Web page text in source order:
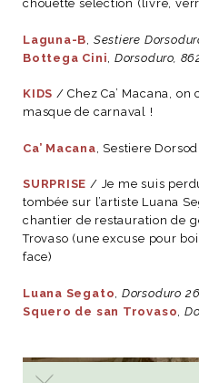
chouette sélection (livre,
Laguna-B Sestiere
Bottega Cini Dorsoduro,
KIDS / Chez Ca’ Macana,
masque de carnaval !
Ca’ Macana , Sestiere
SURPRISE / Je me suis
tombée sur l’artiste Luana
chantier de restauration de
Trovaso (une excuse pour
face)
Luana Segato Dorsoduro
Squero de san Trovaso